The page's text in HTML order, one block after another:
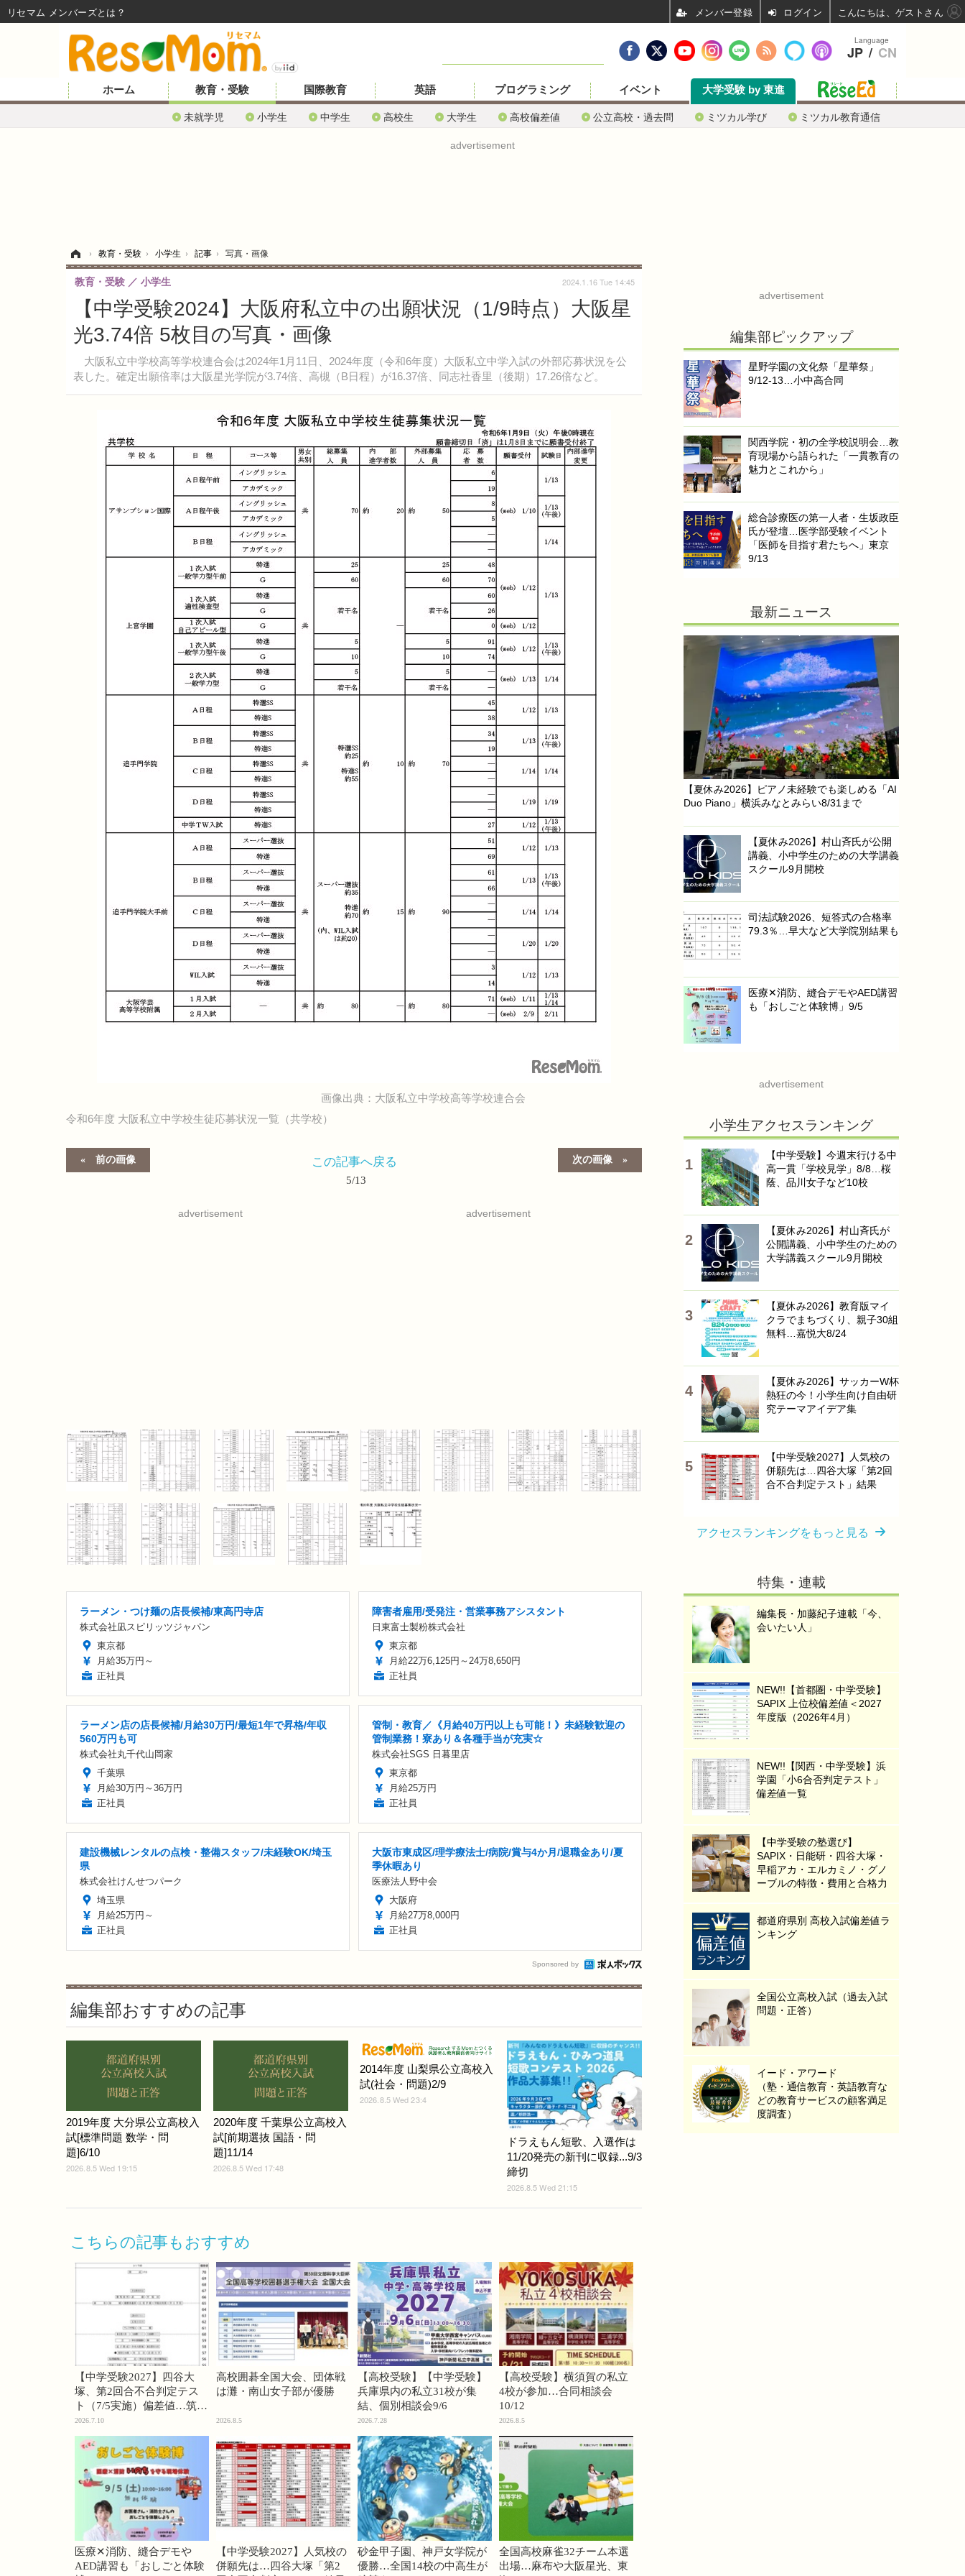
ホーム 教育・受験
未就学児 小学生 中学生 高校生 大学生 高校偏差値 公立高校・過去問 ミツカル学び ミツカル教育通信
国際教育 英語 プログラミング イベント 大学受験 by 東進
advertisement
› 教育・受験 › 小学生 › 記事 › 写真・画像
【中学受験2024】大阪府私立中の出願状況（1/9時点）大阪星
光3.74倍 5枚目の写真・画像
大阪私立中学校高等学校連合会は2024年1月11日、2024年度（令和6年度）大阪私立中学入試の外部応募状況を公
表した。確定出願倍率は大阪星光学院が3.74倍、高槻（B日程）が16.37倍、同志社香里（後期）17.26倍など。
教育・受験 小学生 2024.1.16 Tue 14:45
画像出典：大阪私立中学校高等学校連合会
令和6年度 大阪私立中学校生徒応募状況一覧（共学校）
前の画像 次の画像
この記事へ戻る
5/13
advertisement advertisement
ラーメン・つけ麺の店長候補/東高円寺店
株式会社凪スピリッツジャパン
東京都
月給35万円～
正社員
障害者雇用/受発注・営業事務アシスタント
日東富士製粉株式会社
東京都
月給22万6,125円～24万8,650円
正社員
ラーメン店の店長候補/月給30万円/最短1年で昇格/年収
560万円も可
株式会社丸千代山岡家
千葉県
月給30万円～36万円
正社員
管制・教育／《月給40万円以上も可能！》未経験歓迎の
管制業務！寮あり＆各種手当が充実☆
株式会社SGS 日暮里店
東京都
月給25万円
正社員
建設機械レンタルの点検・整備スタッフ/未経験OK/埼玉
県
株式会社けんせつパーク
埼玉県
月給25万円～
正社員
大阪市東成区/理学療法士/病院/賞与4か月/退職金あり/夏
季休暇あり
医療法人野中会
大阪府
月給27万8,000円
正社員
Sponsored by
編集部おすすめの記事
2019年度 大分県公立高校入
試[標準問題 数学・問
題]6/10
2026.8.5 Wed 19:15
2020年度 千葉県公立高校入
試[前期選抜 国語・問
題]11/14
2026.8.5 Wed 17:48
2014年度 山梨県公立高校入
試(社会・問題)2/9
2026.8.5 Wed 23:4
ドラえもん短歌、入選作は
11/20発売の新刊に収録...9/3
締切
2026.8.5 Wed 21:15
こちらの記事もおすすめ
【中学受験2027】四谷大
塚、第2回合不合判定テス
ト（7/5実施）偏差値…筑駒
74・桜蔭70＜PR＞
2026.7.10
高校囲碁全国大会、団体戦
は灘・南山女子部が優勝
2026.8.5
【高校受験】【中学受験】
兵庫県内の私立31校が集
結、個別相談会9/6
2026.7.28
【高校受験】横須賀の私立
4校が参加…合同相談会
10/12
2026.8.5
医療✕消防、縫合デモや
AED講習も「おしごと体験
【中学受験2027】人気校の
併願先は…四谷大塚「第2
砂金甲子園、神戸女学院が
優勝…全国14校の中高生が
全国高校麻雀32チーム本選
出場…麻布や大阪星光、東
advertisement
編集部ピックアップ
星野学園の文化祭「星華祭」
9/12-13…小中高合同
関西学院・初の全学校説明会…教
育現場から語られた「一貫教育の
魅力とこれから」
総合診療医の第一人者・生坂政臣
氏が登壇…医学部受験イベント
「医師を目指す君たちへ」東京
9/13
最新ニュース
【夏休み2026】ピアノ未経験でも楽しめる「AI
Duo Piano」横浜みなとみらい8/31まで
【夏休み2026】村山斉氏が公開
講義、小中学生のための大学講義
スクール9月開校
司法試験2026、短答式の合格率
79.3％…早大など大学院別結果も
医療✕消防、縫合デモやAED講習
も「おしごと体験博」9/5
advertisement
小学生アクセスランキング
【中学受験】今週末行ける中
高一貫「学校見学」8/8…桜
蔭、品川女子など10校
【夏休み2026】村山斉氏が
公開講義、小中学生のための
大学講義スクール9月開校
【夏休み2026】教育版マイ
クラでまちづくり、親子30組
無料…嘉悦大8/24
【夏休み2026】サッカーW杯
熱狂の今！小学生向け自由研
究テーマアイデア集
【中学受験2027】人気校の
併願先は…四谷大塚「第2回
合不合判定テスト」結果
アクセスランキングをもっと見る
特集・連載
編集長・加藤紀子連載「今、
会いたい人」
NEW!!【首都圏・中学受験】
SAPIX 上位校偏差値＜2027
年度版（2026年4月）
NEW!!【関西・中学受験】浜
学園「小6合否判定テスト」
偏差値一覧
【中学受験の塾選び】
SAPIX・日能研・四谷大塚・
早稲アカ・エルカミノ・グノ
ーブルの特徴・費用と合格力
都道府県別 高校入試偏差値ラ
ンキング
全国公立高校入試（過去入試
問題・正答）
イード・アワード
（塾・通信教育・英語教育な
どの教育サービスの顧客満足
度調査）
Language
JP / CN
リセマム メンバーズ ログイン こんにちは、ゲストさん